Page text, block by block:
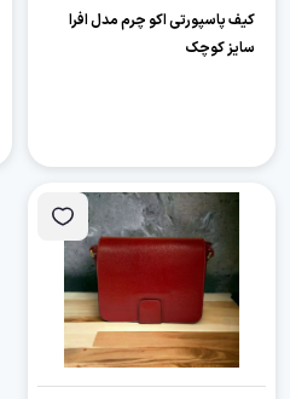
کیف پاسپورتی اکو چرم مدل افرا
سایز کوچک